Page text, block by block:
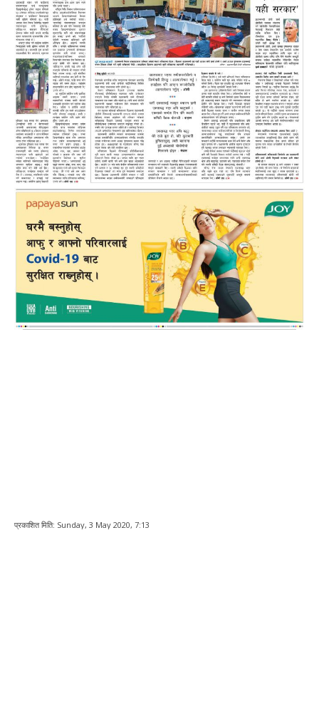
प्रकाशित मिति: Sunday, 3 May 2020, 7:13